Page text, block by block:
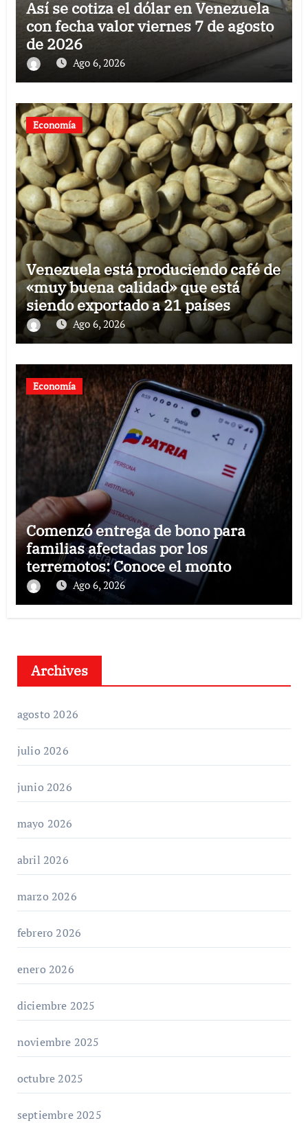
Así se cotiza el dólar en Venezuela
con fecha valor viernes 7 de agosto
de 2026
Ago 6, 2026
Economía
Venezuela está produciendo café de
«muy buena calidad» que está
siendo exportado a 21 países
Ago 6, 2026
Economía
Comenzó entrega de bono para
familias afectadas por los
terremotos: Conoce el monto
Ago 6, 2026
Archives
agosto 2026
julio 2026
junio 2026
mayo 2026
abril 2026
marzo 2026
febrero 2026
enero 2026
diciembre 2025
noviembre 2025
octubre 2025
septiembre 2025